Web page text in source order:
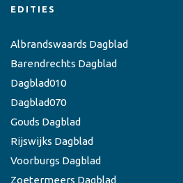
EDITIES
Albrandswaards Dagblad
Barendrechts Dagblad
Dagblad010
Dagblad070
Gouds Dagblad
Rijswijks Dagblad
Voorburgs Dagblad
Zoetermeers Dagblad